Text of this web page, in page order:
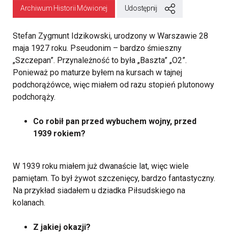
Archiwum Historii Mówionej Udostępnij
Stefan Zygmunt Idzikowski, urodzony w Warszawie 28
maja 1927 roku. Pseudonim – bardzo śmieszny
„Szczepan”. Przynależność to była „Baszta” „O2”.
Ponieważ po maturze byłem na kursach w tajnej
podchorążówce, więc miałem od razu stopień plutonowy
podchorąży.
Co robił pan przed wybuchem wojny, przed
1939 rokiem?
W 1939 roku miałem już dwanaście lat, więc wiele
pamiętam. To był żywot szczenięcy, bardzo fantastyczny.
Na przykład siadałem u dziadka Piłsudskiego na
kolanach.
Z jakiej okazji?